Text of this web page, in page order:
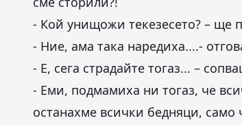
- Кой унищожи текезесето? – ще
- Ние, ама така наредиха....-
- Е, сега страдайте тогаз... –
- Еми, подмамиха ни тогаз, че
останахме всички бедняци, само